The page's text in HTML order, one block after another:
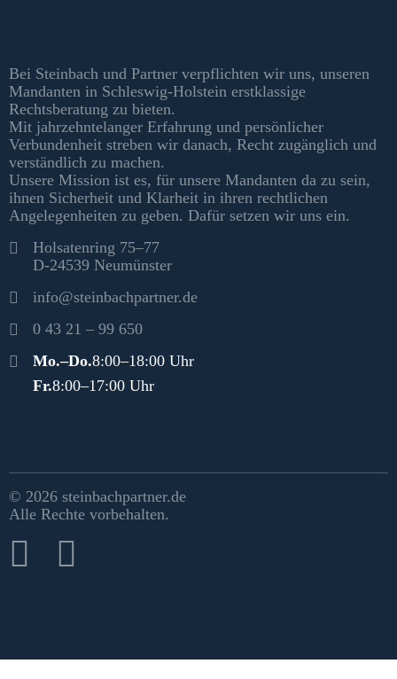
Bei Steinbach und Partner verpflichten wir uns, unseren
Mandanten in Schleswig-Holstein erstklassige
Rechtsberatung zu bieten.
Mit jahrzehntelanger Erfahrung und persönlicher
Verbundenheit streben wir danach, Recht zugänglich und
verständlich zu machen.
Unsere Mission ist es, für unsere Mandanten da zu sein,
ihnen Sicherheit und Klarheit in ihren rechtlichen
Angelegenheiten zu geben. Dafür setzen wir uns ein.
Kontakt
Holsatenring 75–77
D-24539 Neumünster
info@steinbachpartner.de
0 43 21 – 99 650
Öffnungszeiten
Mo.–Do.8:00–18:00 Uhr
Fr.8:00–17:00 Uhr
Rechtliches & Social Media
© 2026 steinbachpartner.de
Alle Rechte vorbehalten.